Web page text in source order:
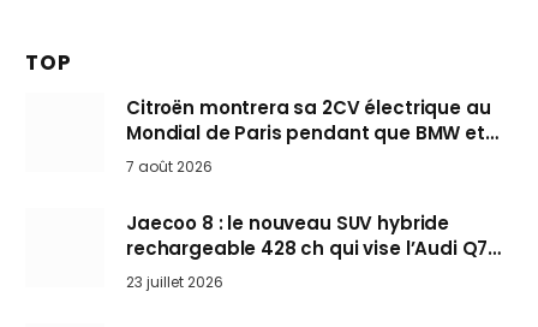
TOP
Citroën montrera sa 2CV électrique au
Mondial de Paris pendant que BMW et
Mini désertent le salon
7 août 2026
Jaecoo 8 : le nouveau SUV hybride
rechargeable 428 ch qui vise l’Audi Q7
arrive en Europe cet automne
23 juillet 2026